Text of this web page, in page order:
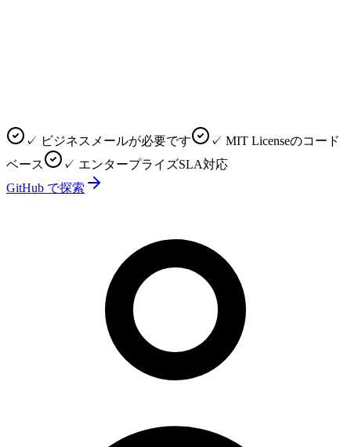
✓ ビジネスメールが必要です
✓ MIT Licenseのコード
ベース
✓ エンタープライズSLA対応
GitHub で探索